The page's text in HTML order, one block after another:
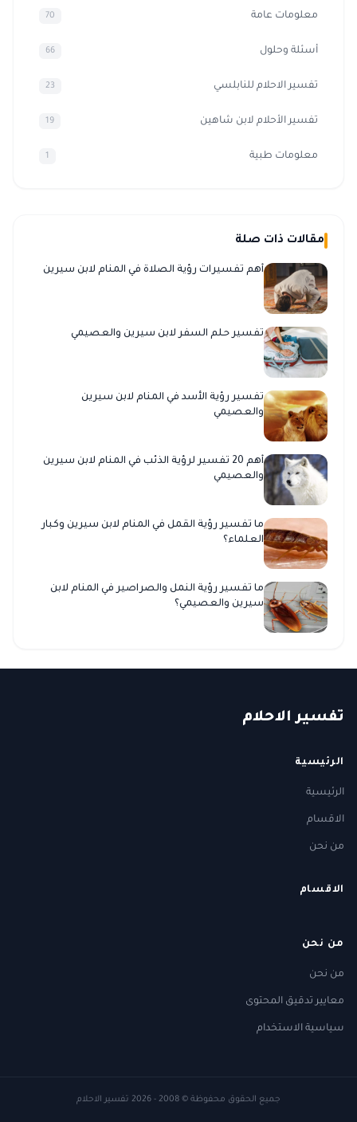
معلومات عامة 70
أسئلة وحلول 66
تفسير الاحلام للنابلسي 23
تفسير الأحلام لابن شاهين 19
معلومات طبية 1
مقالات ذات صلة
أهم تفسيرات رؤية الصلاة في المنام لابن سيرين
تفسير حلم السفر لابن سيرين والعصيمي
تفسير رؤية الأسد في المنام لابن سيرين
والعصيمي
أهم 20 تفسير لرؤية الذئب في المنام لابن سيرين
والعصيمي
ما تفسير رؤية القمل في المنام لابن سيرين وكبار
العلماء؟
ما تفسير رؤية النمل والصراصير في المنام لابن
سيرين والعصيمي؟
تفسير الاحلام
الرئيسية
الرئيسية
الاقسام
من نحن
الاقسام
من نحن
من نحن
معايير تدقيق المحتوى
سياسية الاستخدام
جميع الحقوق محفوظة © 2008 - 2026 تفسير الاحلام